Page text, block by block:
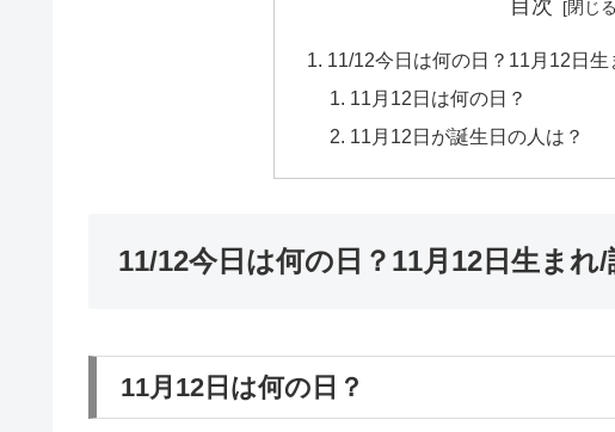
目次
11/12今日は何の日？11月12日生
11月12日は何の日？
11月12日が誕生日の人は？
11/12今日は何の日？11月12日生まれ
11月12日は何の日？